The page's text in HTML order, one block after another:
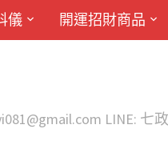
儀 開運招財商品
LINE: 七